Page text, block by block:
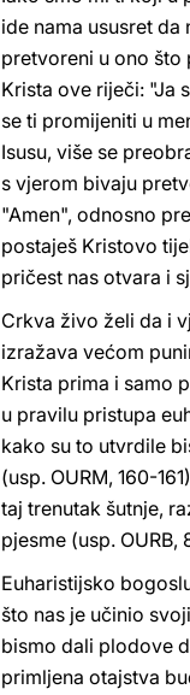
ide nama ususret
pretvoreni u ono što
Krista ove riječi: "Ja
se ti promijeniti u
Isusu, više se
s vjerom bivaju
"Amen", odnosno
postaješ Kristovo
pričest nas otvara i
Crkva živo želi da i
izražava većom
Krista prima i samo
u pravilu pristupa
kako su to utvrdile
(usp. OURM, 160-
taj trenutak šutnje,
pjesme (usp.
Euharistijsko
što nas je učinio
bismo dali plodove
primljena otajstva